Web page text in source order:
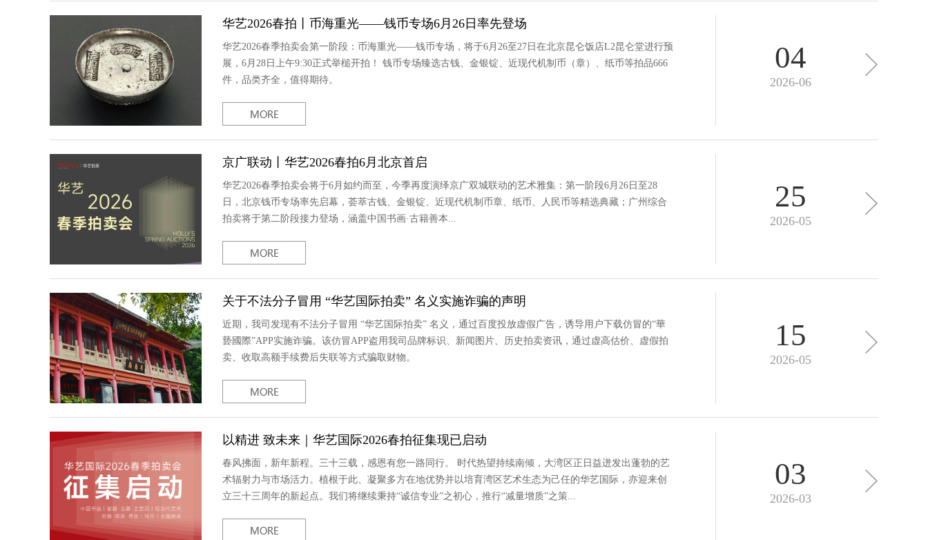
华艺2026春拍丨币海重光——钱币专场6月26日率先登场
华艺2026春季拍卖会第一阶段：币海重光——钱币专场，将于6月26至27日在北京昆仑饭店L2昆仑堂进行预
展，6月28日上午9:30正式举槌开拍！ 钱币专场臻选古钱、金银锭、近现代机制币（章）、纸币等拍品666
件，品类齐全，值得期待。
04
2026-06
京广联动丨华艺2026春拍6月北京首启
华艺2026春季拍卖会将于6月如约而至，今季再度演绎京广双城联动的艺术雅集：第一阶段6月26日至28
日，北京钱币专场率先启幕，荟萃古钱、金银锭、近现代机制币章、纸币、人民币等精选典藏；广州综合
拍卖将于第二阶段接力登场，涵盖中国书画·古籍善本...
25
2026-05
关于不法分子冒用 “华艺国际拍卖” 名义实施诈骗的声明
近期，我司发现有不法分子冒用 “华艺国际拍卖” 名义，通过百度投放虚假广告，诱导用户下载仿冒的“華
兿‌國際”APP实施诈骗。该仿冒APP盗用我司品牌标识、新闻图片、历史拍卖资讯，通过虚高估价、虚假拍
卖、收取高额手续费后失联等方式骗取财物。
15
2026-05
以精进 致未来｜华艺国际2026春拍征集现已启动
春风拂面，新年新程。三十三载，感恩有您一路同行。 时代热望持续南倾，大湾区正日益迸发出蓬勃的艺
术辐射力与市场活力。植根于此、凝聚多方在地优势并以培育湾区艺术生态为己任的华艺国际，亦迎来创
立三十三周年的新起点。我们将继续秉持“诚信专业”之初心，推行“减量增质”之策...
03
2026-03